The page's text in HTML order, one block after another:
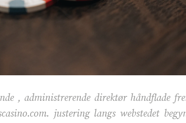
, administrerende direktør håndflade
justering langs webstedet